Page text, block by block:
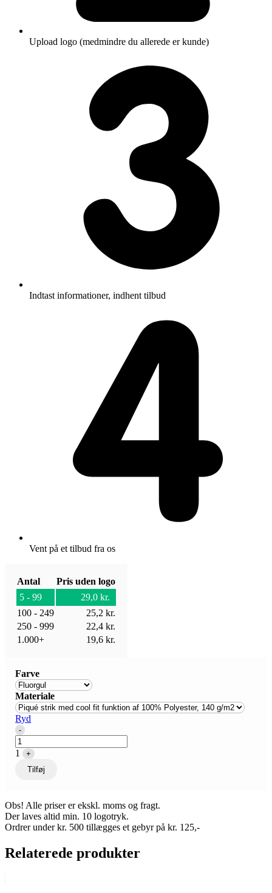
Upload logo (medmindre du allerede er kunde)
Indtast informationer, indhent tilbud
Vent på et tilbud fra os
Antal
Pris uden logo
5 - 99
29,0 kr.
100 - 249
25,2 kr.
250 - 999
22,4 kr.
1.000+
19,6 kr.
Farve
Materiale
Ryd
Quantity
-
1
+
Tilføj
Obs! Alle priser er ekskl. moms og fragt.
Der laves altid min. 10 logotryk.
Ordrer under kr. 500 tillægges et gebyr på kr. 125,-
Relaterede produkter